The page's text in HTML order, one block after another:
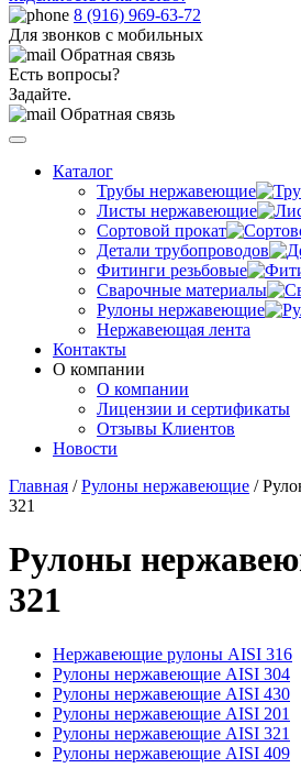
8 (916) 969-63-72
Для звонков с мобильных
Обратная связь
Есть вопросы?
Задайте.
Обратная связь
Каталог
Трубы нержавеющие
Листы нержавеющие
Сортовой прокат
Детали трубопроводов
Фитинги резьбовые
Сварочные материалы
Рулоны нержавеющие
Нержавеющая лента
Контакты
О компании
О компании
Лицензии и сертификаты
Отзывы Клиентов
Новости
Главная /Рулоны нержавеющие /
321
Рулоны
321
Нержавеющие рулоны AISI 316
Рулоны нержавеющие AISI 304
Рулоны нержавеющие AISI 430
Рулоны нержавеющие AISI 201
Рулоны нержавеющие AISI 321
Рулоны нержавеющие AISI 409